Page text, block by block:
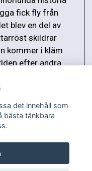
fick fly från
blev en del av
skildrar
kommer i kläm
efter andra
det innehåll som
bästa tänkbara